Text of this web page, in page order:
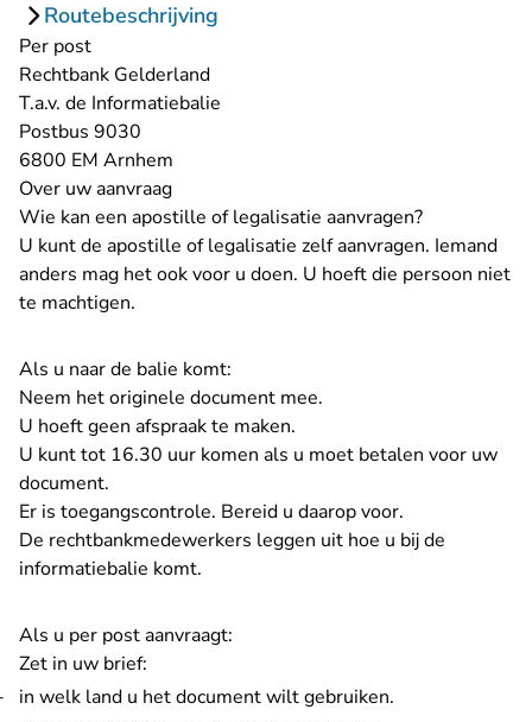
Routebeschrijving
Per post
Rechtbank Gelderland
T.a.v. de Informatiebalie
Postbus 9030
6800 EM Arnhem
Over uw aanvraag
Wie kan een apostille of legalisatie aanvragen?
U kunt de apostille of legalisatie zelf aanvragen. Iemand
anders mag het ook voor u doen. U hoeft die persoon niet
te machtigen.
Als u naar de balie komt:
Neem het originele document mee.
U hoeft geen afspraak te maken.
U kunt tot 16.30 uur komen als u moet betalen voor uw
document.
Er is toegangscontrole. Bereid u daarop voor.
De rechtbankmedewerkers leggen uit hoe u bij de
informatiebalie komt.
Als u per post aanvraagt:
Zet in uw brief:
in welk land u het document wilt gebruiken.